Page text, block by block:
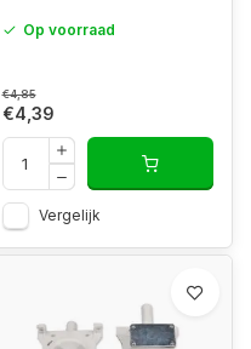
Op voorraad
€4,85
€4,39
Vergelijk